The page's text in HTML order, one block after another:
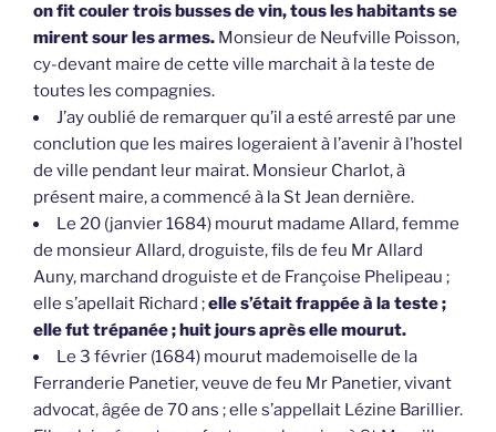
on fit couler trois busses de vin, tous les habitants se
mirent sour les armes. Monsieur de Neufville Poisson,
cy-devant maire de cette ville marchait à la teste de
toutes les compagnies.
J’ay oublié de remarquer qu’il a esté arresté par une
conclution que les maires logeraient à l’avenir à l’hostel
de ville pendant leur mairat. Monsieur Charlot, à
présent maire, a commencé à la St Jean dernière.
Le 20 (janvier 1684) mourut madame Allard, femme
de monsieur Allard, droguiste, fils de feu Mr Allard
Auny, marchand droguiste et de Françoise Phelipeau ;
elle s’apellait Richard ;elle s’était frappée à la teste ;
elle fut trépanée ; huit jours après elle mourut.
Le 3 février (1684) mourut mademoiselle de la
Ferranderie Panetier, veuve de feu Mr Panetier, vivant
advocat, âgée de 70 ans ; elle s’appellait Lézine Barillier.